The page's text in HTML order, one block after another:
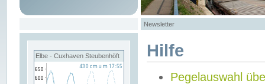
Newsletter
Elbe - Cuxhaven Steubenhöft Hilfe
Pegelauswahl